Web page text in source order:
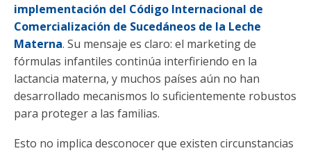
implementación del Código Internacional de
Comercialización de Sucedáneos de la Leche
Materna. Su mensaje es claro: el marketing de
fórmulas infantiles continúa interfiriendo en la
lactancia materna, y muchos países aún no han
desarrollado mecanismos lo suficientemente robustos
para proteger a las familias.
Esto no implica desconocer que existen circunstancias